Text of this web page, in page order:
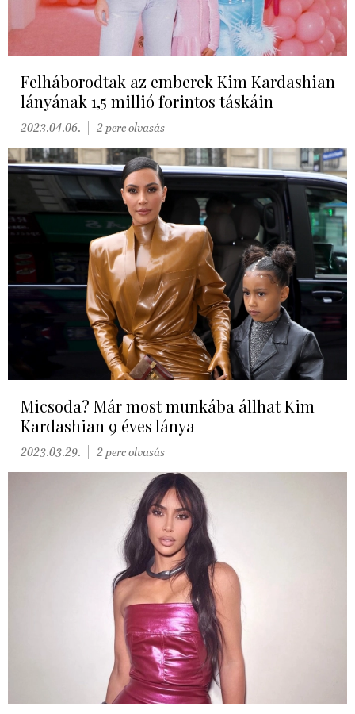
Felháborodtak az emberek Kim Kardashian
lányának 1,5 millió forintos táskáin
2023.04.06. 2 perc olvasás
Micsoda? Már most munkába állhat Kim
Kardashian 9 éves lánya
2023.03.29. 2 perc olvasás